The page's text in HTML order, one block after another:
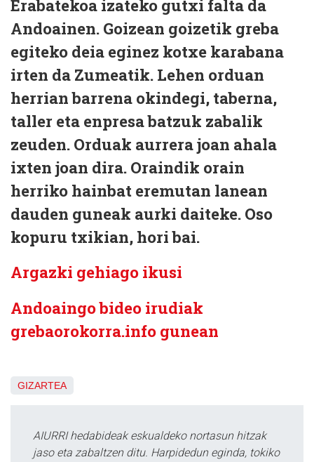
Erabatekoa izateko gutxi falta da
Andoainen. Goizean goizetik greba
egiteko deia eginez kotxe karabana
irten da Zumeatik. Lehen orduan
herrian barrena okindegi, taberna,
taller eta enpresa batzuk zabalik
zeuden. Orduak aurrera joan ahala
ixten joan dira. Oraindik orain
herriko hainbat eremutan lanean
dauden guneak aurki daiteke. Oso
kopuru txikian, hori bai.
Argazki gehiago ikusi
Andoaingo bideo irudiak
grebaorokorra.info gunean
GIZARTEA
AIURRI hedabideak eskualdeko nortasun hitzak
jaso eta zabaltzen ditu. Harpidedun eginda, tokiko